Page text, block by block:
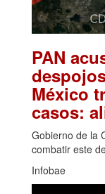
PAN
México
casos:
Gobierno de la
combatir este
Infobae